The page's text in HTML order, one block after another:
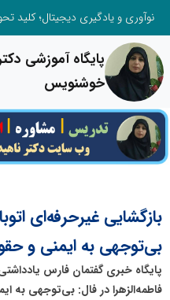
نوآوری و یادگیری دیجیتال؛ کلید
پایگاه آموزشی
خوشنویس
بازگشایی غیرحرفه‌ای
بی‌توجهی به ایمنی و
پایگاه خبری گفتمان فارس
فاطمه‌الزهرا در فال: بی‌توجهی به